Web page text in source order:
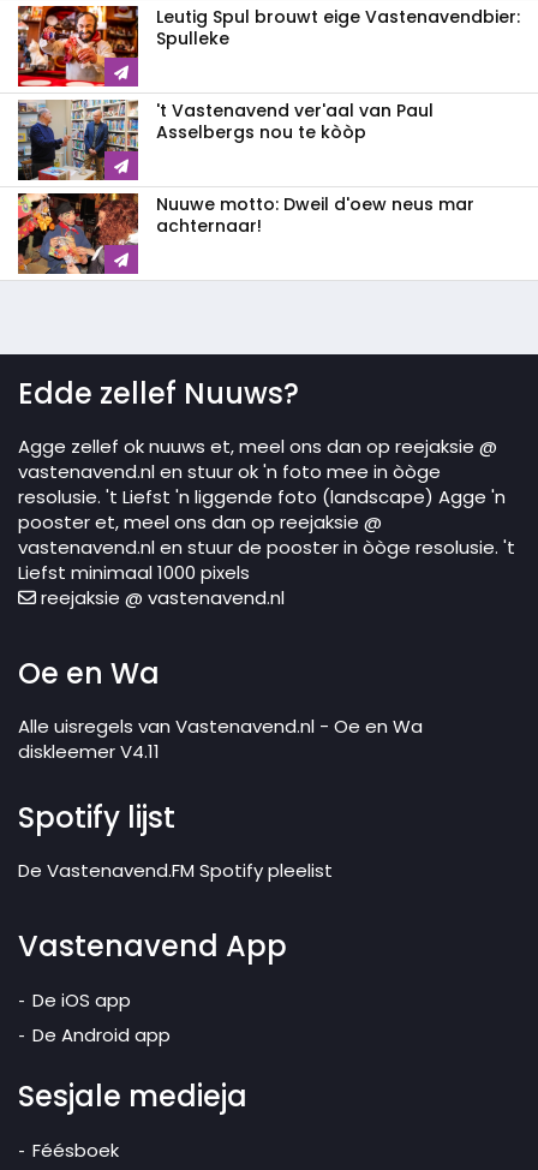
Leutig Spul brouwt eige Vastenavendbier:
Spulleke
't Vastenavend ver'aal van Paul
Asselbergs nou te kòòp
Nuuwe motto: Dweil d'oew neus mar
achternaar!
Edde zellef Nuuws?
Agge zellef ok nuuws et, meel ons dan op reejaksie @
vastenavend.nl en stuur ok 'n foto mee in òòge
resolusie. 't Liefst 'n liggende foto (landscape) Agge 'n
pooster et, meel ons dan op reejaksie @
vastenavend.nl en stuur de pooster in òòge resolusie. 't
Liefst minimaal 1000 pixels
reejaksie @ vastenavend.nl
Oe en Wa
Alle uisregels van Vastenavend.nl - Oe en Wa
diskleemer V4.11
Spotify lijst
De Vastenavend.FM Spotify pleelist
Vastenavend App
De iOS app
De Android app
Sesjale medieja
Féésboek